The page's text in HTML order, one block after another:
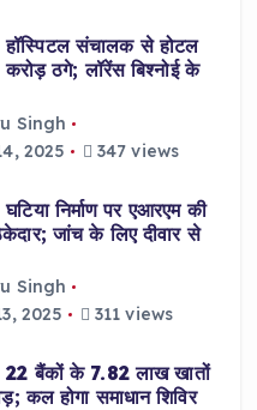
संचालक से होटल
ठगे; लॉरेंस बिश्नोई के
Singh
2025
347 views
निर्माण पर एआरएम की
जांच के लिए दीवार से
Singh
2025
311 views
बैंकों के 7.82 लाख खातों
कल होगा समाधान शिविर